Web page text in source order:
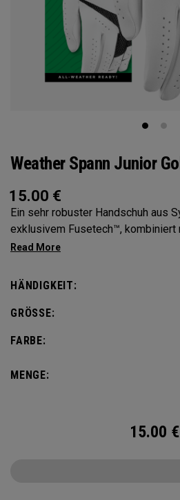
Weather Spann Junior
15.00 €
Ein sehr robuster Handschuh aus
exklusivem Fusetech™,
platziertem Leder und Mikro-
Doppelpack
HÄNDIGKEIT:
GRÖSSE:
FARBE:
MENGE:
15.00 €